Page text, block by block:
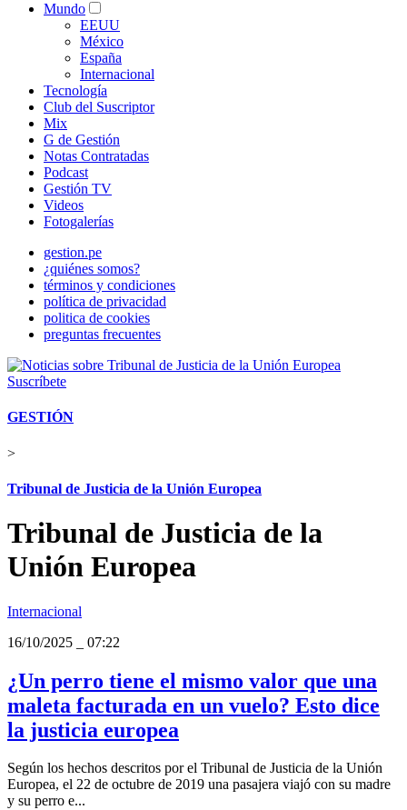
Mundo
EEUU
México
España
Internacional
Tecnología
Club del Suscriptor
Mix
G de Gestión
Notas Contratadas
Podcast
Gestión TV
Videos
Fotogalerías
gestion.pe
¿quiénes somos?
términos y condiciones
política de privacidad
politica de cookies
preguntas frecuentes
Suscríbete
GESTIÓN
>
Tribunal de Justicia de la Unión Europea
Tribunal de Justicia de la
Unión Europea
Internacional
16/10/2025
07:22
¿Un perro tiene el mismo valor que una
maleta facturada en un vuelo? Esto dice
la justicia europea
Según los hechos descritos por el Tribunal de Justicia de la Unión
Europea, el 22 de octubre de 2019 una pasajera viajó con su madre
y su perro e...